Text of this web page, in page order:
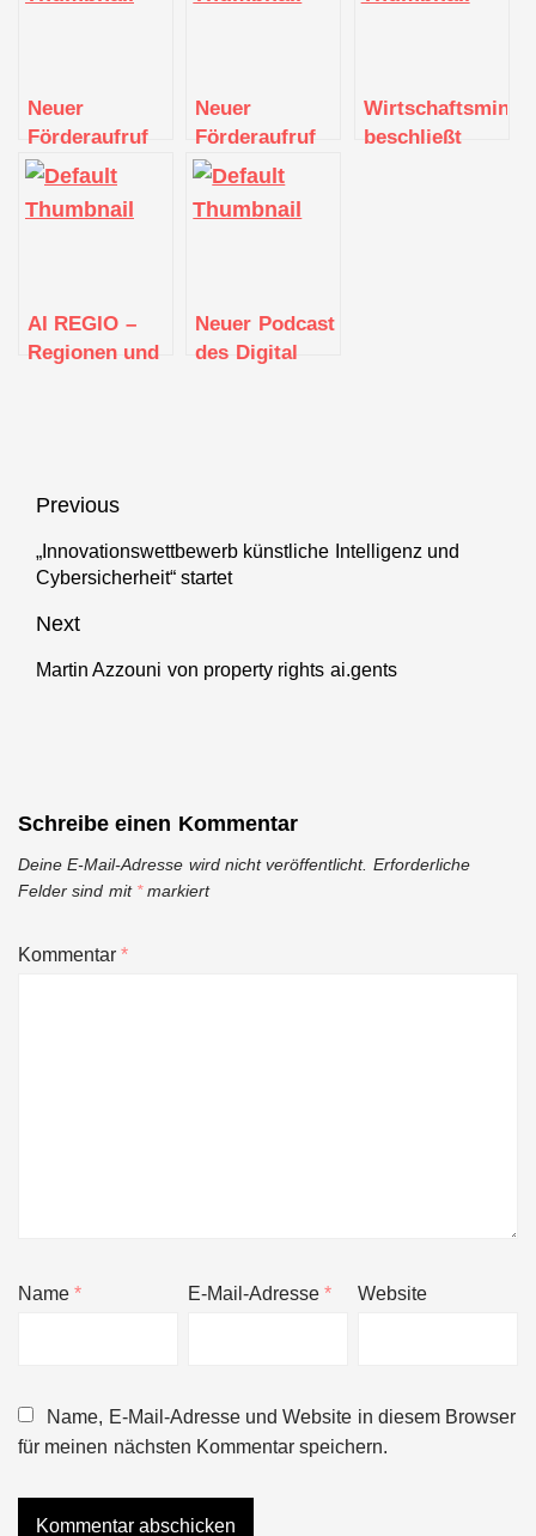
Neuer
Förderaufruf
für regionale
Neuer
Förderaufruf
für regionale
gestartet
beschließt
AI REGIO –
Regionen und
durch
Intelligenz
getriebene
digitale
von
Neuer Podcast
des Digital
Beitragsnavigation
Previous
Previous
post:
„Innovationswettbewerb künstliche Intelligenz und
Cybersicherheit“ startet
Next
Next
Martin Azzouni von property rights ai.gents
Schreibe einen Kommentar
Deine E-Mail-Adresse wird nicht veröffentlicht. Erforderliche
Felder sind mit *markiert
Kommentar*
Name* E-Mail-Adresse* Website
Name, E-Mail-Adresse und Website in diesem Browser
für meinen nächsten Kommentar speichern.